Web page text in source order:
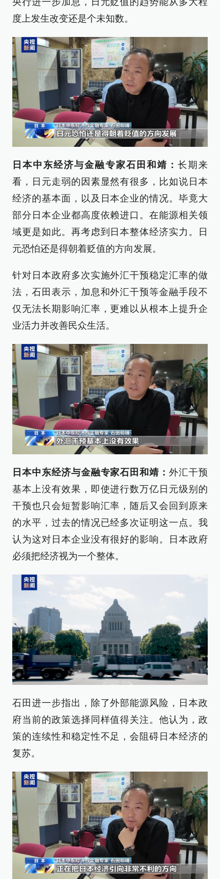
度上发生改变还是个未知数。
日本中东经济与金融专家石田和靖： 长期来
看，日元走弱的因素显然有很多，比如说日本
经济的基本面，以及日本企业的情况。毕竟大
部分日本企业都高度依赖进口。在能源相关领
域更是如此。再考虑到日本整体经济实力。日
元恐怕还是得朝着贬值的方向发展。
针对日本政府多次实施外汇干预稳定汇率的做
法，石田表示，加息和外汇干预等金融手段不
仅无法长期影响汇率，更难以从根本上提升企
业活力并改善民众生活。
日本中东经济与金融专家石田和靖：外汇干预
基本上没有效果，即使进行数万亿日元级别的
干预也只会短暂影响汇率，随后又会回到原来
的水平，过去的情况已经多次证明这一点。我
认为这对日本企业没有很好的影响。日本政府
必须把经济视为一个整体。
石田进一步指出，除了外部能源风险，日本政
府当前的政策选择同样值得关注。他认为，政
策的连续性和稳定性不足，会阻碍日本经济的
复苏。